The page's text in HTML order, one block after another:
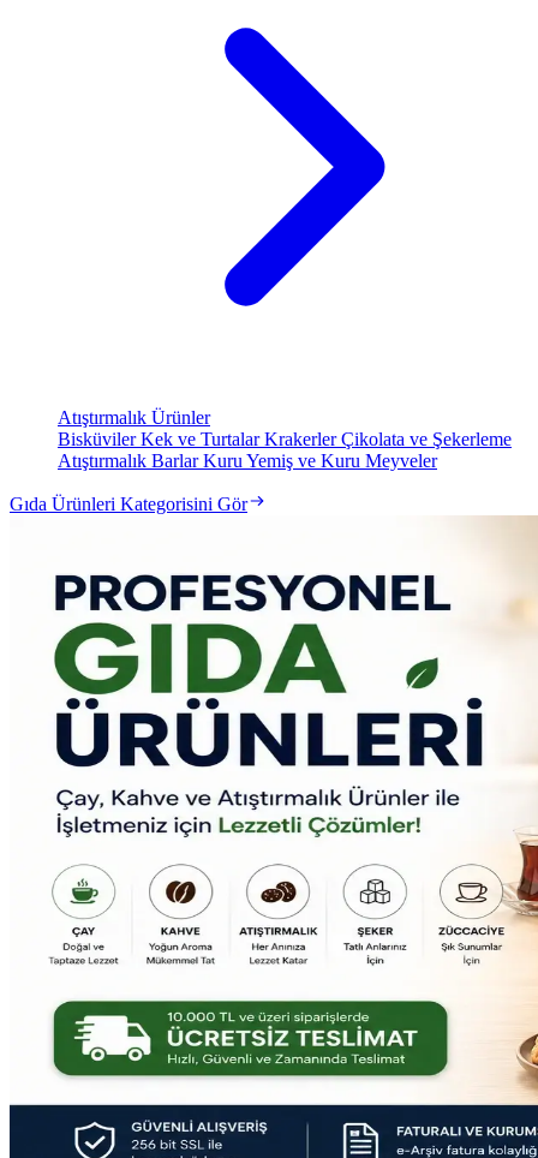
Atıştırmalık Ürünler
BisküvilerKek ve TurtalarKrakerlerÇikolata ve Şekerleme
Atıştırmalık BarlarKuru Yemiş ve Kuru Meyveler
Gıda Ürünleri Kategorisini Gör